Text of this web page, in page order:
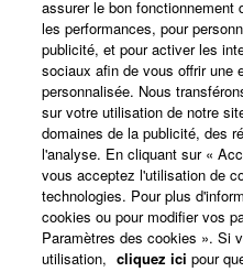
Actualités
A propos de Yamaha
France - French
assurer le bon fonctionnement
les performances, pour
publicité, et pour activer les
sociaux afin de vous offrir une
personnalisée. Nous
sur votre utilisation de notre
domaines de la publicité, des
l'analyse. En cliquant sur «
vous acceptez l'utilisation de
technologies. Pour plus
cookies ou pour modifier vos
Paramètres des cookies ». Si
utilisation, cliquez ici pour